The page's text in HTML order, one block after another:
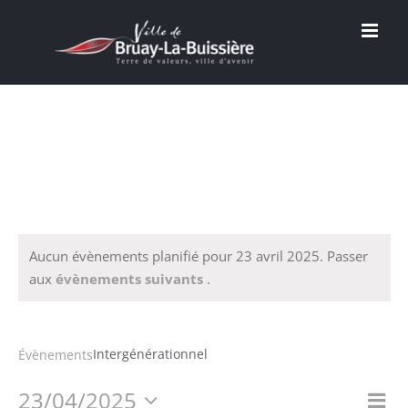
Aucun évènements planifié pour 23 avril 2025. Passer
aux évènements suivants .
ÉvènementsIntergénérationnel
23/04/2025